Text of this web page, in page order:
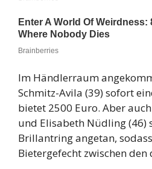
Im Händlerraum
Schmitz-Avila (39) sofort
bietet 2500 Euro. Aber
und Elisabeth Nüdling (46)
Brillantring angetan,
Bietergefecht zwischen